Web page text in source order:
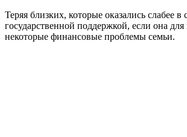
Теряя близких, которые оказались слабее
государственной поддержкой, если она
некоторые финансовые проблемы семьи.